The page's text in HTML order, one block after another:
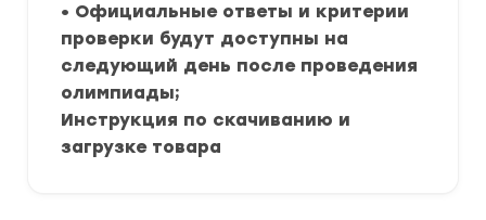
• Официальные ответы и критерии
проверки будут доступны на
следующий день после проведения
олимпиады;
Инструкция по скачиванию и
загрузке товара